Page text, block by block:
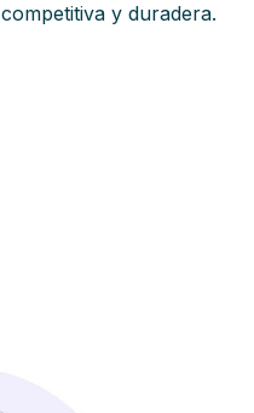
competitiva y duradera.